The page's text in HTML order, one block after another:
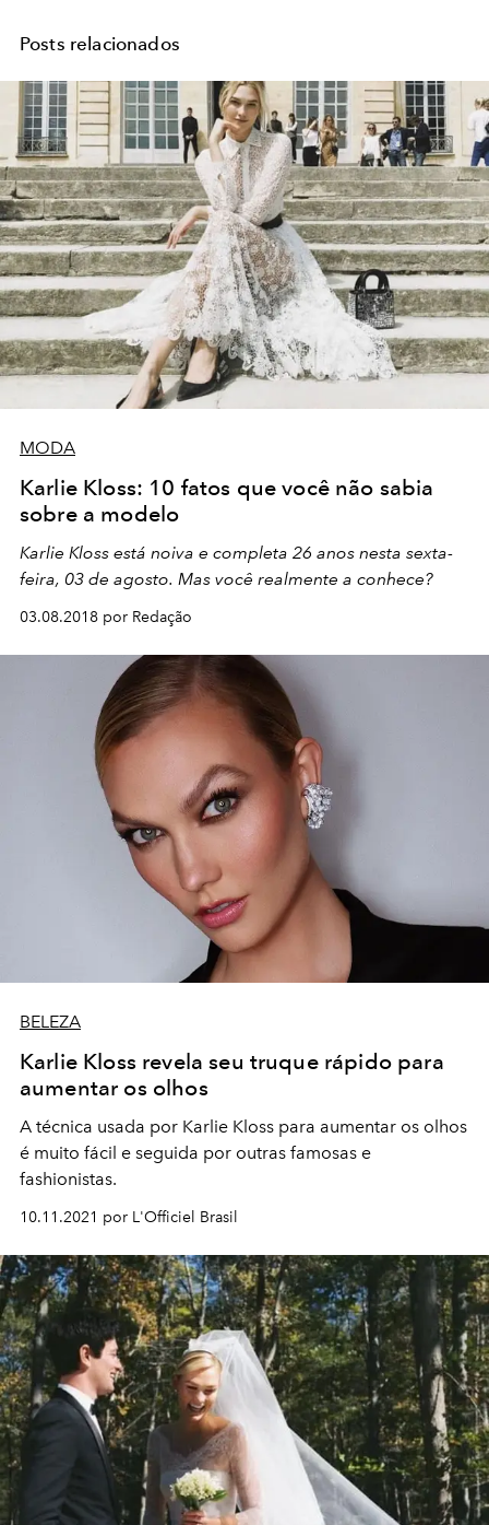
Posts relacionados
MODA
Karlie Kloss: 10 fatos que você não sabia
sobre a modelo
Karlie Kloss está noiva e completa 26 anos nesta sexta-
feira, 03 de agosto. Mas você realmente a conhece?
03.08.2018 por Redação
BELEZA
Karlie Kloss revela seu truque rápido para
aumentar os olhos
A técnica usada por Karlie Kloss para aumentar os olhos
é muito fácil e seguida por outras famosas e
fashionistas.
10.11.2021 por L'Officiel Brasil